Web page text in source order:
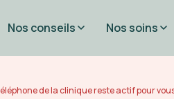
Nos conseils Nos soins
de la clinique reste actif pour